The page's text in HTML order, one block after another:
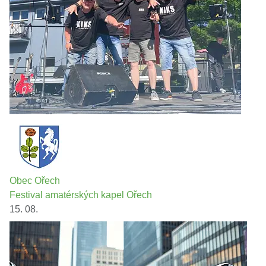
Obec Ořech
Festival amatérských kapel Ořech
15. 08.